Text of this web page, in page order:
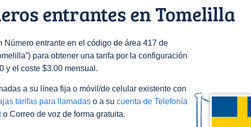
entrantes en Tomelilla
Número entrante en el código de área 417 de
para obtener una tarifa por la configuración
y el coste $3.00 mensual.
a su línea fija o móvil/de celular existente con
tarifas para llamadas o a su cuenta de Telefonía
o Correo de voz de forma gratuita.